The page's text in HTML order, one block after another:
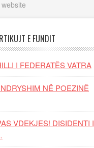
E FUNDIT
I FEDERATËS VATRA
NË POEZINË
VDEKJES! DISIDENTI I